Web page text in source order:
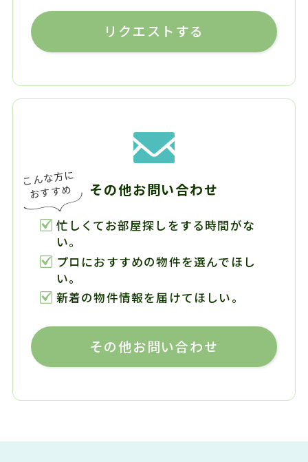
リクエストする
その他お問い合わせ
忙しくてお部屋探しをする時間がな
い。
プロにおすすめの物件を選んでほし
い。
新着の物件情報を届けてほしい。
その他お問い合わせ